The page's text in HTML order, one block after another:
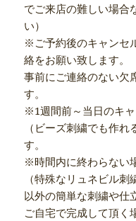
でご来店の難しい場合
い）
※ご予約後のキャンセ
絡をお願い致します。
事前にご連絡のない欠
す。
※1週間前～当日のキ
（ビーズ刺繍でも作
す。
※時間内に終わらない
（特殊なリュネビル
以外の簡単な刺繍や仕
ご自宅で完成して頂く